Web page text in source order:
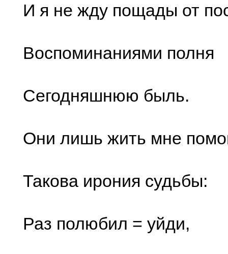
И я не жду пощады от
Воспоминаниями полня
Сегодняшнюю быль.
Они лишь жить мне
Такова ирония судьбы:
Раз полюбил = уйди,